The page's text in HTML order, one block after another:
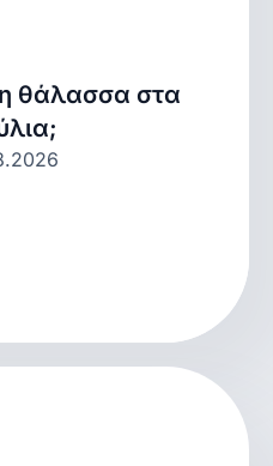
θάλασσα στα